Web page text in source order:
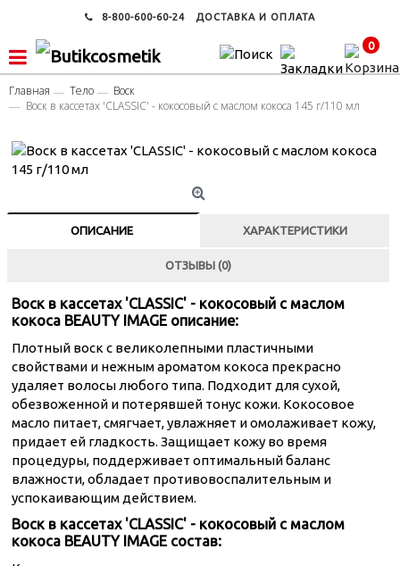
8-800-600-60-24 ДОСТАВКА И ОПЛАТА
0
Главная Тело
Воск
Воск в кассетах 'CLASSIC' - кокосовый с маслом кокоса 145 г/110 мл
ОПИСАНИЕ ХАРАКТЕРИСТИКИ
ОТЗЫВЫ (0)
Воск в кассетах 'CLASSIC' - кокосовый с маслом
кокоса BEAUTY IMAGE описание:
Плотный воск с великолепными пластичными
свойствами и нежным ароматом кокоса прекрасно
удаляет волосы любого типа. Подходит для сухой,
обезвоженной и потерявшей тонус кожи. Кокосовое
масло питает, смягчает, увлажняет и омолаживает кожу,
придает ей гладкость. Защищает кожу во время
процедуры, поддерживает оптимальный баланс
влажности, обладает противовоспалительным и
успокаивающим действием.
Воск в кассетах 'CLASSIC' - кокосовый с маслом
кокоса BEAUTY IMAGE состав: